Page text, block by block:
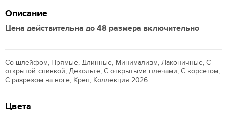
Описание
Цена действительна до 48 размера включительно
Со шлейфом, Прямые, Длинные, Минимализм, Лаконичные, С
открытой спинкой, Декольте, С открытыми плечами, С корсетом,
С разрезом на ноге, Креп, Коллекция 2026
Цвета